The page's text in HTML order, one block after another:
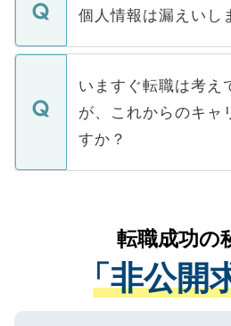
■応募殺到を避けるた
関を公にしてしまうと
に、医療機関が求める
みを人材紹介会社に依
ています。
ん。また、仮に応募先
定を承諾する必要はあ
の辞退の連絡はキャリ
ますので、ご安心くだ
個人情報は漏えいし
個人情報が漏えいする
で、ご安心ください。
などで収集したご登録
ご本人のキャリアアッ
支援を目的に使用いた
ているすべての個人デ
は、個人情報の取り扱
管理基準を満たした事
る、プライバシーマー
ご登録いただいた個人
いますぐ転職は考え
が、これからのキャ
すか？
かがいして、現在の医
経験をまじえながら、
させていただきます。
ない方には、長期的な
ので、まずはご登録く
転職成功の
「非公開